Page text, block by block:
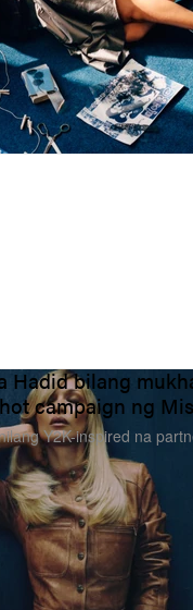
Hadid bilang
campaign ng
Y2K-inspired na